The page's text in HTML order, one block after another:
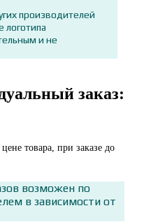
производителей
логотипа
и не
заказ:
товара, при заказе до
возможен по
в зависимости от